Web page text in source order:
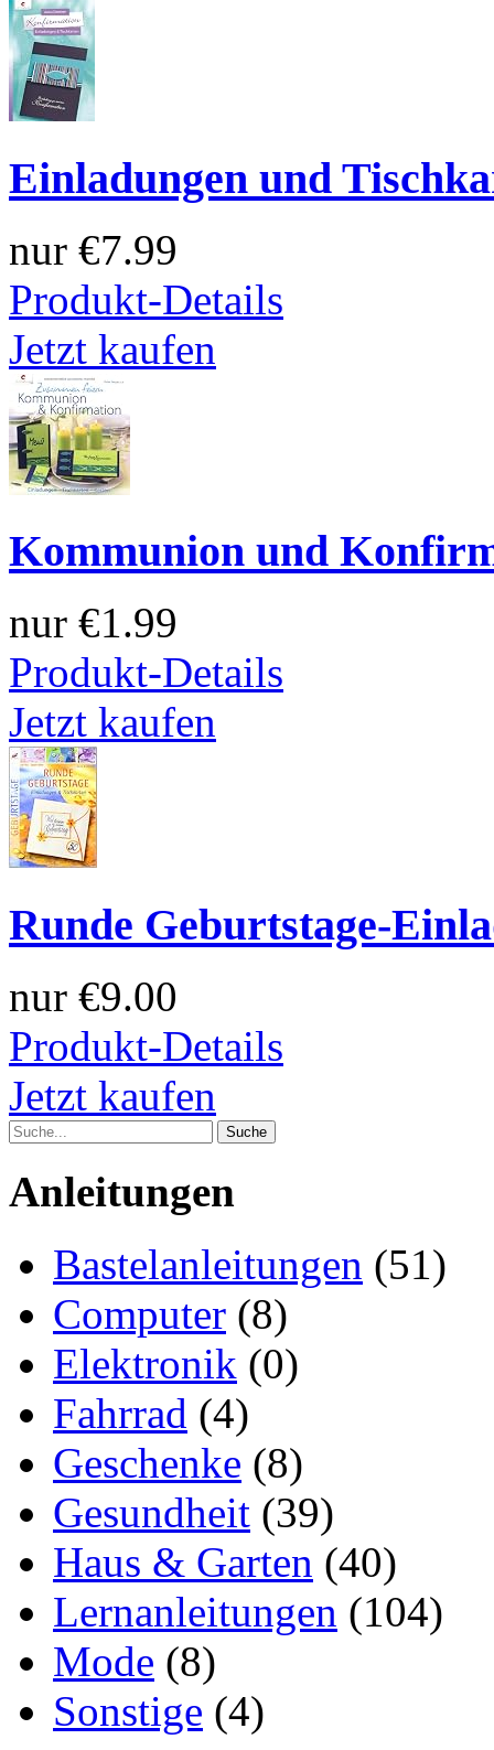
Einladungen und
nur €7.99
Produkt-Details
Jetzt kaufen
Kommunion und
nur €1.99
Produkt-Details
Jetzt kaufen
Runde Geburtstage-
nur €9.00
Produkt-Details
Jetzt kaufen
Anleitungen
Bastelanleitungen (51)
Computer (8)
Elektronik (0)
Fahrrad (4)
Geschenke (8)
Gesundheit (39)
Haus & Garten (40)
Lernanleitungen (104)
Mode (8)
Sonstige (4)